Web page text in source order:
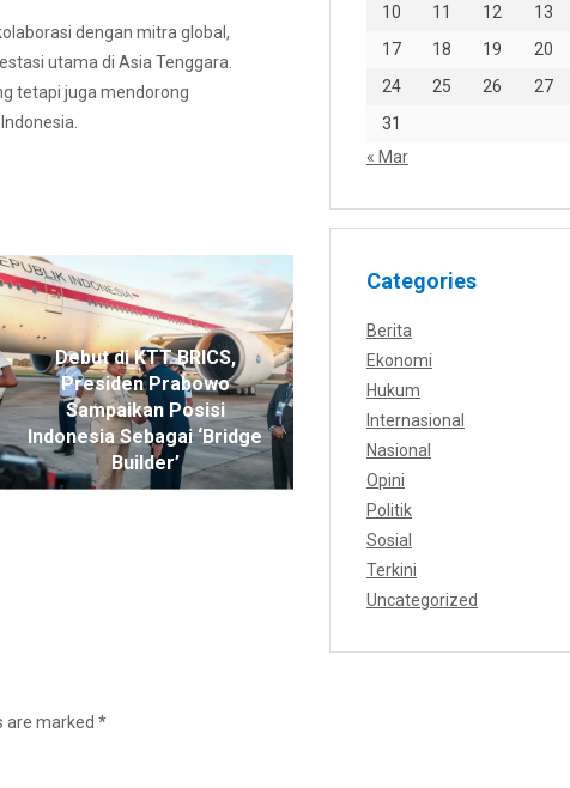
dengan mitra global,
utama di Asia Tenggara.
tetapi juga mendorong
Debut di KTT BRICS,
Presiden Prabowo
Sampaikan Posisi
Indonesia Sebagai ‘Bridge
Builder’
are marked *
10
11 12 13
17
18 19 20
24
25 26 27
31
« Mar
Categories
Berita
Ekonomi
Hukum
Internasional
Nasional
Opini
Politik
Sosial
Terkini
Uncategorized